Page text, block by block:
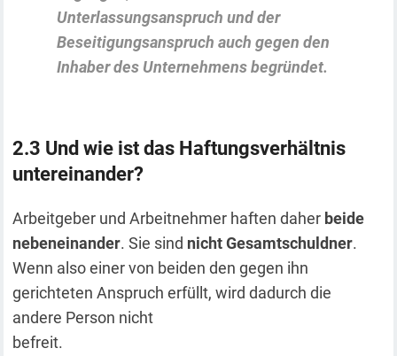
Unterlassungsanspruch und der
Beseitigungsanspruch auch gegen den
Inhaber des Unternehmens begründet.
Und wie ist das Haftungsverhältnis
untereinander?
Arbeitgeber und Arbeitnehmer haften daher beide
nebeneinander. Sie sind nicht Gesamtschuldner.
Wenn also einer von beiden den gegen ihn
gerichteten Anspruch erfüllt, wird dadurch die
andere Person nicht
befreit.